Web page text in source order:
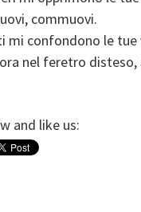
commuovi.
mi confondono le tue
nel feretro
and like us: